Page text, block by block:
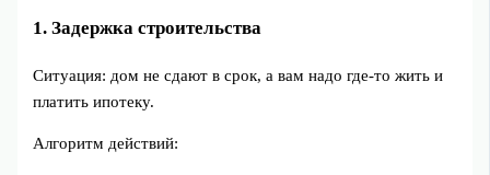
1. Задержка строительства
Ситуация: дом не сдают в срок, а вам надо где‑то жить и
платить ипотеку.
Алгоритм действий: